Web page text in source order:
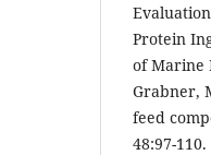
Protein
of Marine
Grabner,
feed
48:97-